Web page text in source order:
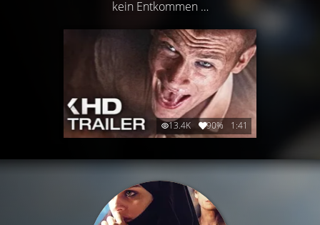
kein Entkommen …
13.4K 90% 1:41